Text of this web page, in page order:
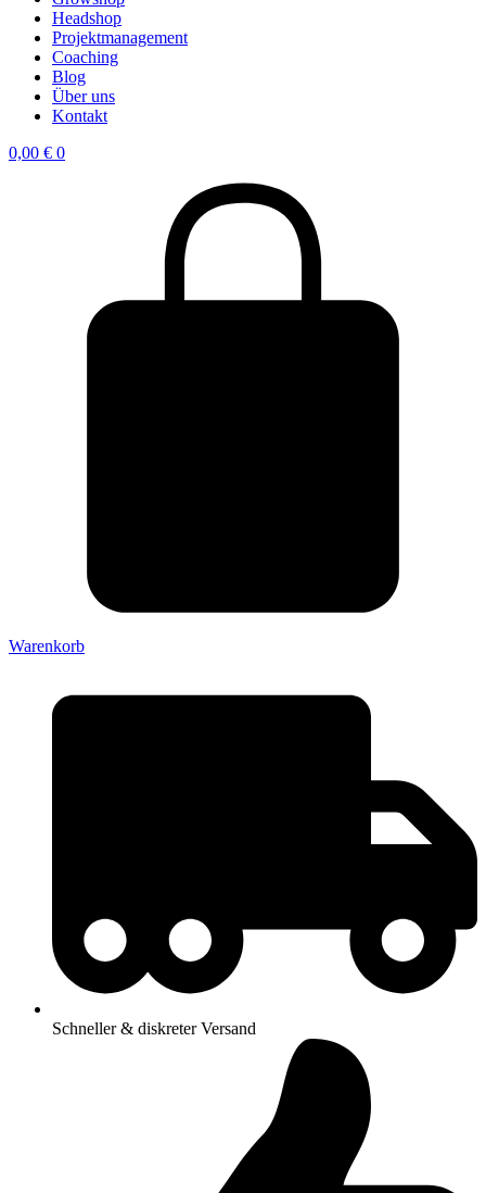
Headshop
Projektmanagement
Coaching
Blog
Über uns
Kontakt
0,00 € 0
Warenkorb
Schneller & diskreter Versand